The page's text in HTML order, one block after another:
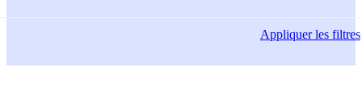
Appliquerles filtres